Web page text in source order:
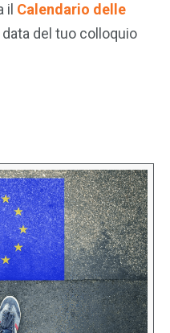
il Calendario delle
del tuo colloquio